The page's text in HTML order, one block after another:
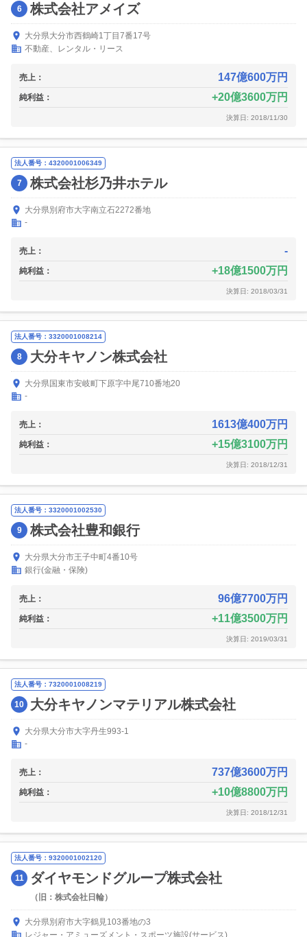
6 株式会社アメイズ
大分県大分市西鶴崎1丁目7番17号
不動産、レンタル・リース
売上： 147億600万円
純利益： 20億3600万円
決算日: 2018/11/30
法人番号：4320001006349
7 株式会社杉乃井ホテル
大分県別府市大字南立石2272番地
-
売上： -
純利益： 18億1500万円
決算日: 2018/03/31
法人番号：3320001008214
8 大分キヤノン株式会社
大分県国東市安岐町下原字中尾710番地20
-
売上： 1613億400万円
純利益： 15億3100万円
決算日: 2018/12/31
法人番号：3320001002530
9 株式会社豊和銀行
大分県大分市王子中町4番10号
銀行(金融・保険)
売上： 96億7700万円
純利益： 11億3500万円
決算日: 2019/03/31
法人番号：7320001008219
10 大分キヤノンマテリアル株式会社
大分県大分市大字丹生993-1
-
売上： 737億3600万円
純利益： 10億8800万円
決算日: 2018/12/31
法人番号：9320001002120
11 ダイヤモンドグループ株式会社
（旧：株式会社日輪）
大分県別府市大字鶴見103番地の3
レジャー・アミューズメント・スポーツ施設(サービス)